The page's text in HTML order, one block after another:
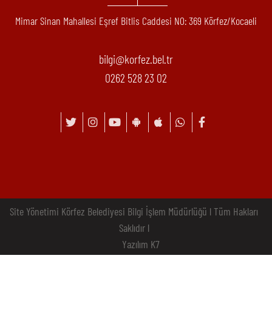
Mimar Sinan Mahallesi Eşref Bitlis Caddesi N0: 369 Körfez/Kocaeli
bilgi@korfez.bel.tr
0262 528 23 02
Site Yönetimi Körfez Belediyesi Bilgi İşlem Müdürlüğü l Tüm Hakları
Saklıdır l
Yazılım K7